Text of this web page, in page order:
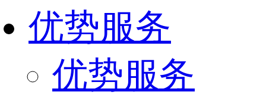
优势服务
优势服务